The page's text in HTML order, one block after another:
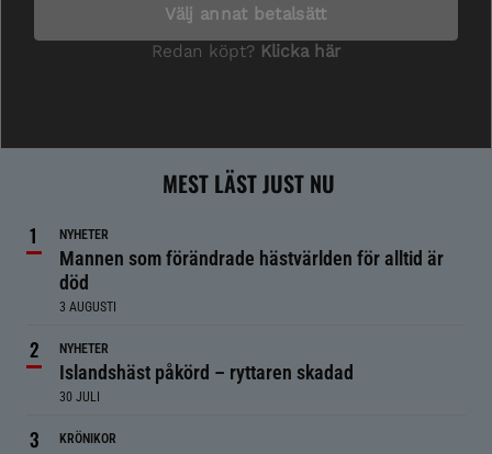
MEST LÄST JUST NU
NYHETER
Mannen som förändrade hästvärlden för alltid är
död
3 AUGUSTI
NYHETER
Islandshäst påkörd – ryttaren skadad
30 JULI
KRÖNIKOR